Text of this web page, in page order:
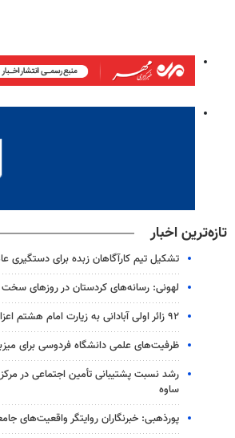
تازه‌ترین اخبار
تشکیل تیم کارآگاهان زبده برای دستگیری
لهونی: رسانه‌های کردستان در روزهای سخت
۹۲ زائر اولی آبادانی به زیارت امام هشتم اعزام شدند
ظرفیت‌های علمی دانشگاه فردوسی برای
ساوه
پورذهبی: خبرنگاران روایتگر واقعیت‌های